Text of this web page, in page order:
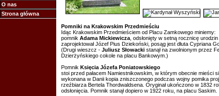
O nas
Strona główna
Pomniki na Krakowskim Przedmieściu
Idąc Krakowskim Przedmieściem od Placu Zamkowego miniemy:
pomnik Adama Mickiewicza odsłonięty w setną rocznicę
zaprojektował Józef Pius Dziekoński, posąg jest dłuta Cypriana
(Drugi wieszcz - Juliusz Słowacki stanął na zwolnionym przez
Dzierżyńskiego cokole na placu Bankowym.)
Pomnik Księcia Józefa Poniatowskiego
stoi przed pałacem Namiestnikowskim, w którym obecnie mieści
wykonana w Danii kopia zniszczonego podczas wojny pomika
rzeźbiarza Bertela Thordwaldsena. Oryginał ukończono w 1832
odsłonięcia. Pomnik stanął dopiero w 1922 roku, na placu Saskim.